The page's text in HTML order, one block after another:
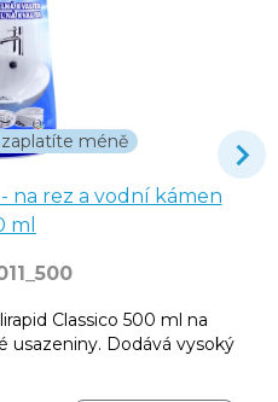
méně
- na rez a vodní kámen
ml
Classico 500 ml na
usazeniny. Dodává vysoký